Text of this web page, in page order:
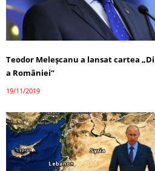
Teodor Meleşcanu a lansat cartea
a României”
19/11/2019